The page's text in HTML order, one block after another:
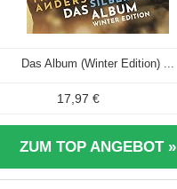
Das Album (Winter Edition) ...
17,97 €
ZUM TOP ANGEBOT »